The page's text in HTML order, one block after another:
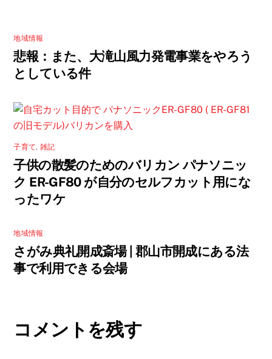
地域情報
悲報：また、大滝山風力発電事業をやろう
としている件
子育て, 雑記
子供の散髪のためのバリカン パナソニッ
ク ER-GF80 が自分のセルフカット用にな
ったワケ
地域情報
さがみ典礼開成斎場 | 郡山市開成にある法
事で利用できる会場
コメントを残す